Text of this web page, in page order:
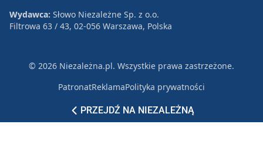
PRZEJDŹ NA NIEZALEŻNĄ
Wydawca: Słowo Niezależne Sp. z o.o.
Filtrowa 63 / 43, 02-056 Warszawa, Polska
© 2026 Niezależna.pl. Wszystkie prawa zastrzeżone.
PatronatReklamaPolityka prywatności